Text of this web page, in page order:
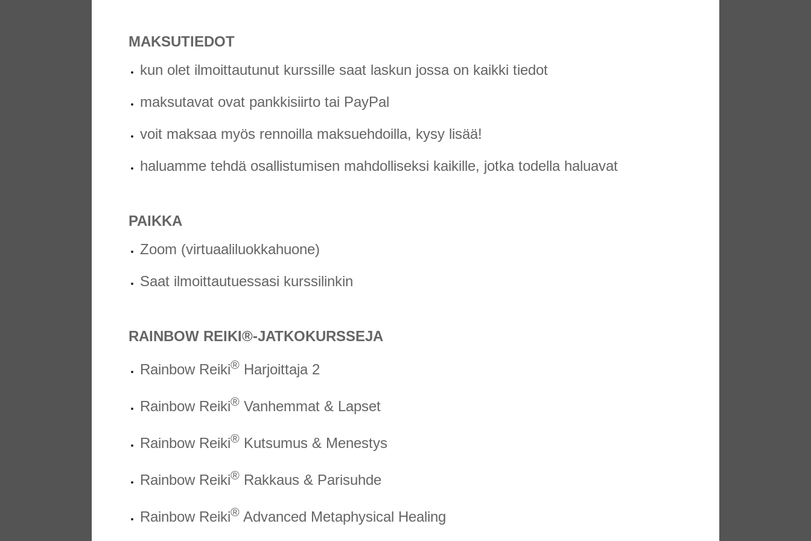
MAKSUTIEDOT
kun olet ilmoittautunut kurssille saat laskun jossa on kaikki tiedot
maksutavat ovat pankkisiirto tai PayPal
voit maksaa myös rennoilla maksuehdoilla, kysy lisää!
haluamme tehdä osallistumisen mahdolliseksi kaikille, jotka todella haluavat
PAIKKA
Zoom (virtuaaliluokkahuone)
Saat ilmoittautuessasi kurssilinkin
RAINBOW REIKI®-JATKOKURSSEJA
Rainbow Reiki® Harjoittaja 2
Rainbow Reiki® Vanhemmat & Lapset
Rainbow Reiki® Kutsumus & Menestys
Rainbow Reiki® Rakkaus & Parisuhde
Rainbow Reiki® Advanced Metaphysical Healing